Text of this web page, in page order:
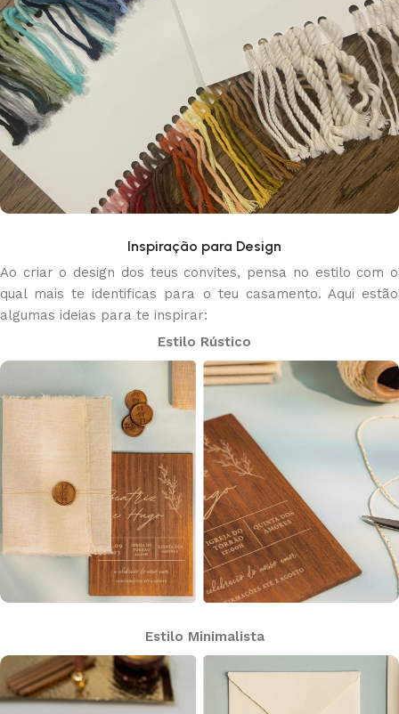
Inspiração para Design
Ao criar o design dos teus convites, pensa no estilo com o
qual mais te identificas para o teu casamento. Aqui estão
algumas ideias para te inspirar:
Estilo Rústico
Estilo Minimalista